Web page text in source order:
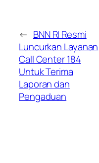
← BNN RI Resmi
Luncurkan Layanan
Call Center 184
Untuk Terima
Laporan dan
Pengaduan